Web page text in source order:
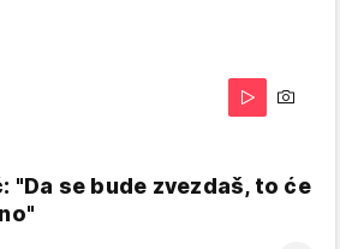
"Da se bude zvezdaš, to će